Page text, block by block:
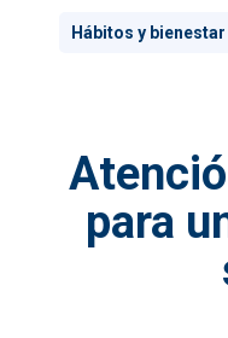
Hábitos y bienestar
para